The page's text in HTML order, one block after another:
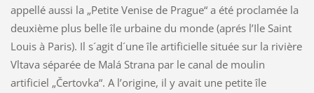
appellé aussi la „Petite Venise de Prague“ a été proclamée la
deuxième plus belle île urbaine du monde (aprés l’Ile Saint
Louis à Paris). Il s´agit d´une île artificielle située sur la rivière
Vltava séparée de Malá Strana par le canal de moulin
artificiel „Čertovka“. A l’origine, il y avait une petite île